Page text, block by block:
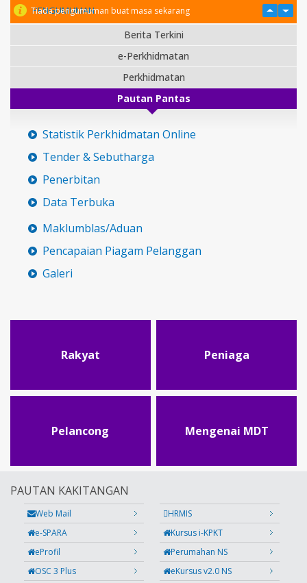
PENGUMUMAN
Tiada pengumuman buat masa sekarang
Berita Terkini
e-Perkhidmatan
Perkhidmatan
Pautan Pantas
Statistik Perkhidmatan Online
Tender & Sebutharga
Penerbitan
Data Terbuka
Maklumblas/Aduan
Pencapaian Piagam Pelanggan
Galeri
Rakyat Peniaga
Pelancong Mengenai MDT
PAUTAN KAKITANGAN
Web Mail
HRMIS
e-SPARA
Kursus i-KPKT
eProfil
Perumahan NS
OSC 3 Plus
eKursus v2.0 NS